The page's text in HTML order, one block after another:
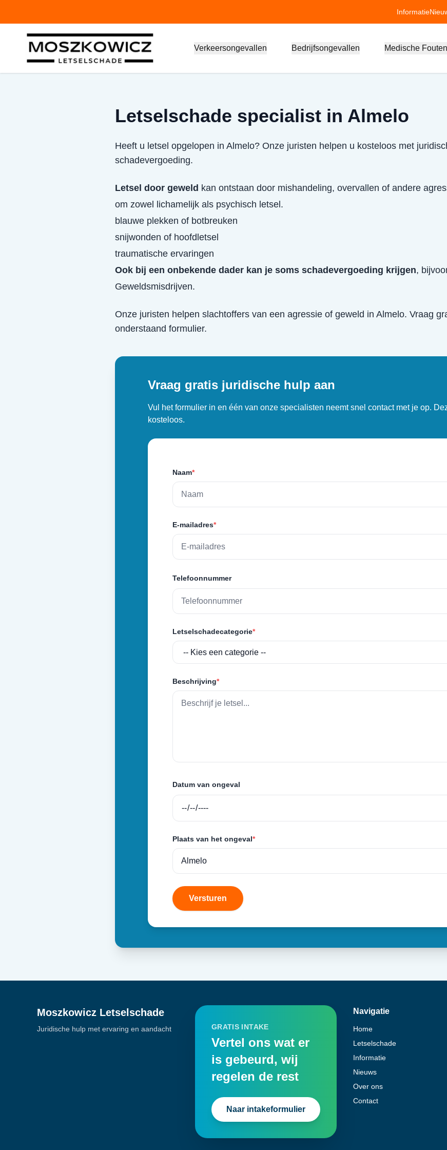
Informatie
Verkeersongevallen Bedrijfsongevallen Medische Fouten
Letselschade specialist in Almelo
Heeft u letsel opgelopen in Almelo? Onze juristen helpen u kosteloos met
schadevergoeding.
Letsel door geweld kan ontstaan door mishandeling, overvallen of andere
om zowel lichamelijk als psychisch letsel.
blauwe plekken of botbreuken
snijwonden of hoofdletsel
traumatische ervaringen
Ook bij een onbekende dader kan je soms schadevergoeding krijgen,
Geweldsmisdrijven.
Onze juristen helpen slachtoffers van een agressie of geweld in Almelo. Vraag
onderstaand formulier.
Vraag gratis juridische hulp aan
Vul het formulier in en één van onze specialisten neemt snel contact met je op.
kosteloos.
Naam*
E-mailadres*
Telefoonnummer
Letselschadecategorie*
Beschrijving*
Datum van ongeval
Plaats van het ongeval*
Versturen
Moszkowicz Letselschade
Juridische hulp met ervaring en aandacht GRATIS INTAKE
Vertel ons wat er
is gebeurd, wij
regelen de rest
Naar intakeformulier
Navigatie
Home
Letselschade
Informatie
Nieuws
Over ons
Contact